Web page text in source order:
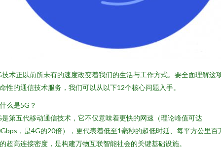
技术正以前所未有的速度改变着我们的生活与工作方式。要全面理解这
性的通信技术服务，我们可以从以下12个核心问题入手。
么是5G？
是第五代移动通信技术，它不仅意味着更快的网速（理论峰值可达
，是4G的20倍），更代表着低至1毫秒的超低时延、每平方公里百
超高连接密度，是构建万物互联智能社会的关键基础设施。